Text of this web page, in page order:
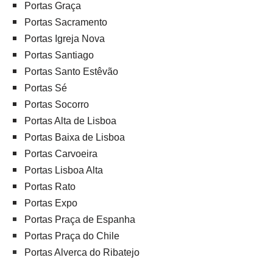
Portas Graça
Portas Sacramento
Portas Igreja Nova
Portas Santiago
Portas Santo Estêvão
Portas Sé
Portas Socorro
Portas Alta de Lisboa
Portas Baixa de Lisboa
Portas Carvoeira
Portas Lisboa Alta
Portas Rato
Portas Expo
Portas Praça de Espanha
Portas Praça do Chile
Portas Alverca do Ribatejo